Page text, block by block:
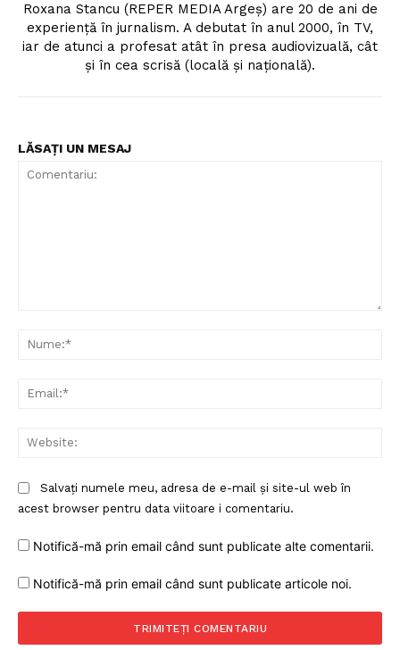
Roxana Stancu (REPER MEDIA Argeş) are 20 de ani de
experiență în jurnalism. A debutat în anul 2000, în TV,
iar de atunci a profesat atât în presa audiovizuală, cât
și în cea scrisă (locală și națională).
LĂSAȚI UN MESAJ
Salvați numele meu, adresa de e-mail și site-ul web în
acest browser pentru data viitoare i comentariu.
Notifică-mă prin email când sunt publicate alte comentarii.
Notifică-mă prin email când sunt publicate articole noi.